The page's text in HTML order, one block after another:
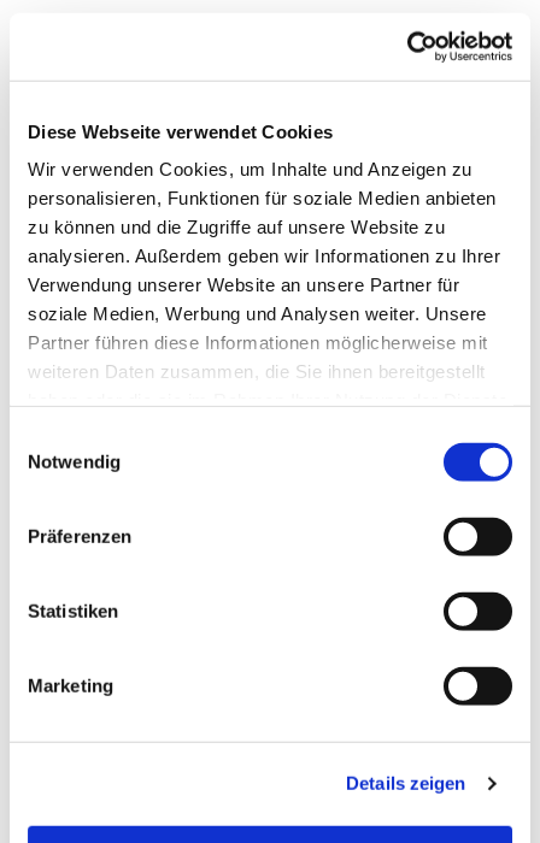
Diese Webseite verwendet Cookies
Wir verwenden Cookies, um Inhalte und Anzeigen zu
personalisieren, Funktionen für soziale Medien anbieten
zu können und die Zugriffe auf unsere Website zu
analysieren. Außerdem geben wir Informationen zu Ihrer
Verwendung unserer Website an unsere Partner für
soziale Medien, Werbung und Analysen weiter. Unsere
Partner führen diese Informationen möglicherweise mit
weiteren Daten zusammen, die Sie ihnen bereitgestellt
Notwendig
Präferenzen
Statistiken
Marketing
Details zeigen
Dies könnte Sie auch